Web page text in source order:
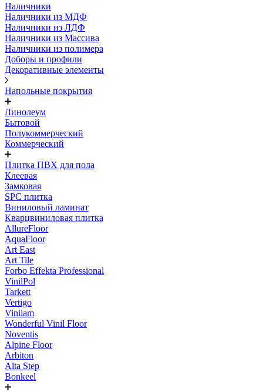
Наличники
Наличники из МДФ
Наличники из ЛДФ
Наличники из Массива
Наличники из полимера
Доборы и профили
Декоративные элементы
Напольные покрытия
Линолеум
Бытовой
Полукоммерческий
Коммерческий
Плитка ПВХ для пола
Клеевая
Замковая
SPC плитка
Виниловый ламинат
Кварцвиниловая плитка
AllureFloor
AquaFloor
Art East
Art Tile
Forbo Effekta Professional
VinilPol
Tarkett
Vertigo
Vinilam
Wonderful Vinil Floor
Noventis
Alpine Floor
Arbiton
Alta Step
Bonkeel